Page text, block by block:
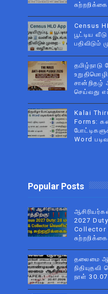
Census
பூட்டிய
பதிவிடும்
தமிழ்நாடு
சான்றிதழ்
செய்வது
Kalai
Forms:
Word
Popular Posts
2027
Collector
தலைமை
நாள்